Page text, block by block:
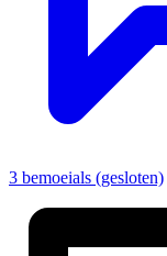
3 bemoeials (gesloten)